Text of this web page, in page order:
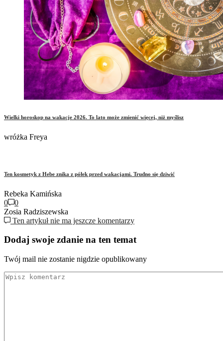
Wielki horoskop na wakacje 2026. To lato może zmienić więcej, niż myślisz
wróżka Freya
Ten kosmetyk z Hebe znika z półek przed wakacjami. Trudno się dziwić
Rebeka Kamińska
0
0
Zosia Radziszewska
Ten artykuł nie ma jeszcze komentarzy
Dodaj swoje zdanie na ten temat
Twój mail nie zostanie nigdzie opublikowany